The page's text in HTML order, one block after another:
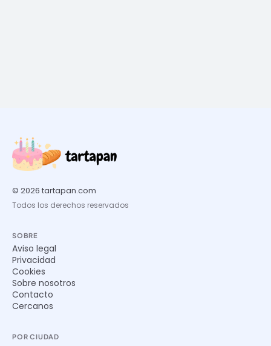
© 2026 tartapan.com
Todos los derechos reservados
SOBRE
Aviso legal
Privacidad
Cookies
Sobre nosotros
Contacto
Cercanos
POR CIUDAD